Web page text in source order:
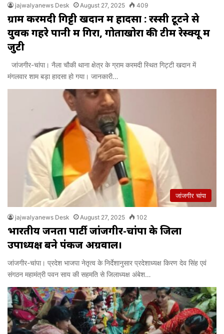
jajwalyanews Desk August 27, 2025 409
ग्राम करमदी गिट्टी खदान में हादसा : रस्सी टूटने से
युवक गहरे पानी में गिरा, गोताखोरों की टीम रेस्क्यू में
जुटी
जांजगीर-चांपा। नैला चौकी थाना क्षेत्र के ग्राम करमदी स्थित गिट्टी खदान में
मंगलवार शाम बड़ा हादसा हो गया। जानकारी…
जांजगीर चांपा
jajwalyanews Desk August 27, 2025 102
भारतीय जनता पार्टी जांजगीर-चांपा के जिला
उपाध्यक्ष बने पंकज अग्रवाल।
जांजगीर-चांपा। प्रदेश भाजपा नेतृत्व के निर्देशानुसार प्रदेशाध्यक्ष किरण देव सिंह एवं
संगठन महामंत्री पवन साय की सहमति से जिलाध्यक्ष अंबेश…